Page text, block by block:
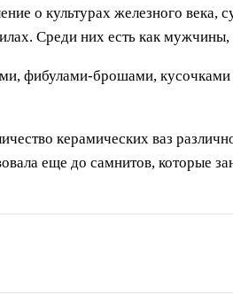
о культурах железного
Среди них есть как
фибулами-брошами,
керамических ваз
еще до самнитов, которые